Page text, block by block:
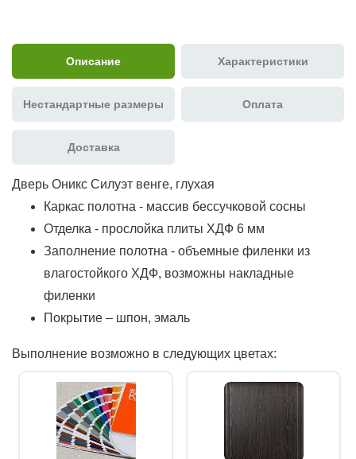
Описание Характеристики
Нестандартные размеры Оплата
Доставка
Дверь Оникс Силуэт венге, глухая
Каркас полотна - массив бессучковой сосны
Отделка - прослойка плиты ХДФ 6 мм
Заполнение полотна - объемные филенки из
влагостойкого ХДФ, возможны накладные
филенки
Покрытие – шпон, эмаль
Выполнение возможно в следующих цветах: